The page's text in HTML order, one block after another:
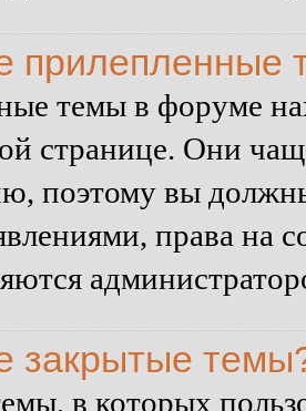
прилепленные
темы в форуме
странице. Они
поэтому вы
права на
закрытые
в которых